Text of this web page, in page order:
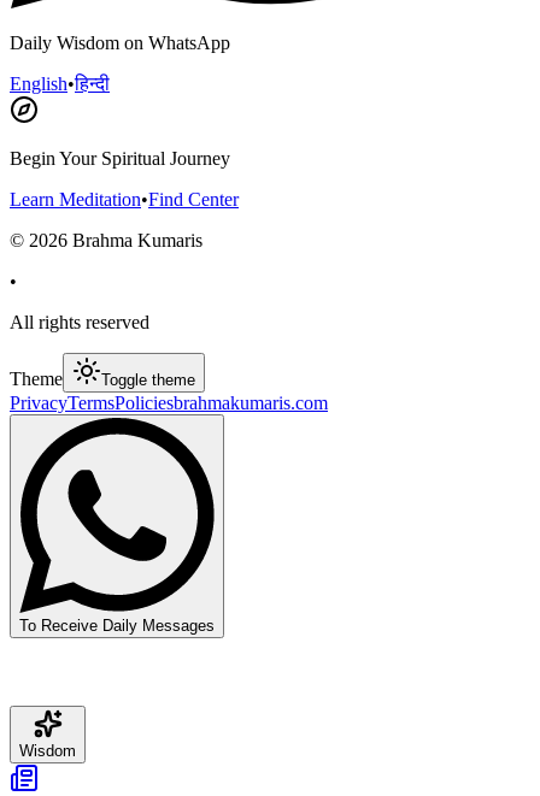
Daily Wisdom on WhatsApp
English•हिन्दी
Begin Your Spiritual Journey
Learn Meditation•Find Center
© 2026 Brahma Kumaris
•
All rights reserved
Theme Toggle theme
PrivacyTermsPoliciesbrahmakumaris.com
To Receive Daily Messages
Wisdom